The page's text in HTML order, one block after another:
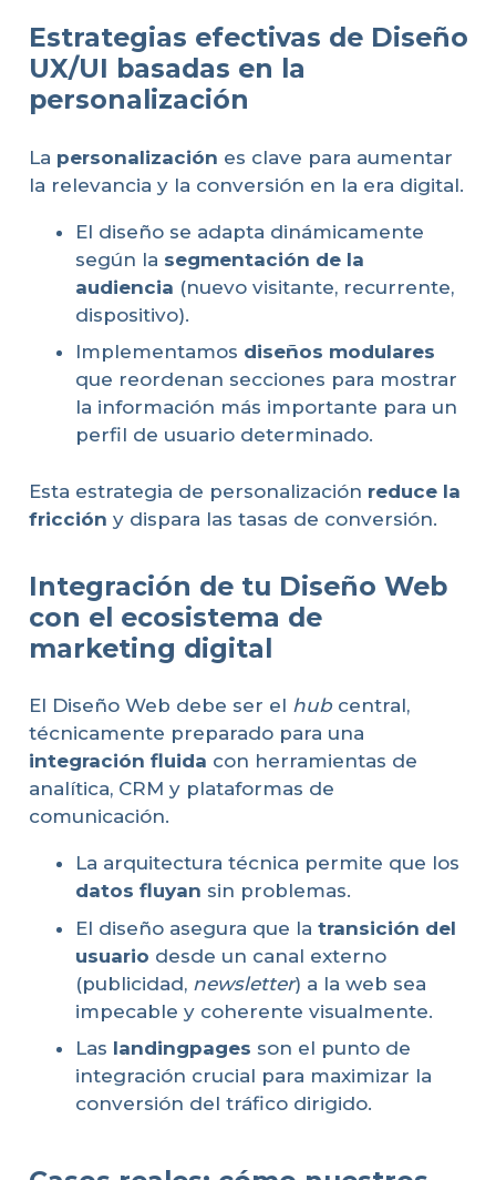
Estrategias efectivas de Diseño
UX/UI basadas en la
personalización
La personalización es clave para aumentar
la relevancia y la conversión en la era digital.
El diseño se adapta dinámicamente
según la segmentación de la
audiencia (nuevo visitante, recurrente,
dispositivo).
Implementamos diseños modulares
que reordenan secciones para mostrar
la información más importante para un
perfil de usuario determinado.
Esta estrategia de personalización reduce la
fricción y dispara las tasas de conversión.
Integración de tu Diseño Web
con el ecosistema de
marketing digital
El Diseño Web debe ser el hubcentral,
técnicamente preparado para una
integración fluida con herramientas de
analítica, CRM y plataformas de
comunicación.
La arquitectura técnica permite que los
datos fluyan sin problemas.
El diseño asegura que la transición del
usuario desde un canal externo
(publicidad, newsletter) a la web sea
impecable y coherente visualmente.
Las landingpages son el punto de
integración crucial para maximizar la
conversión del tráfico dirigido.